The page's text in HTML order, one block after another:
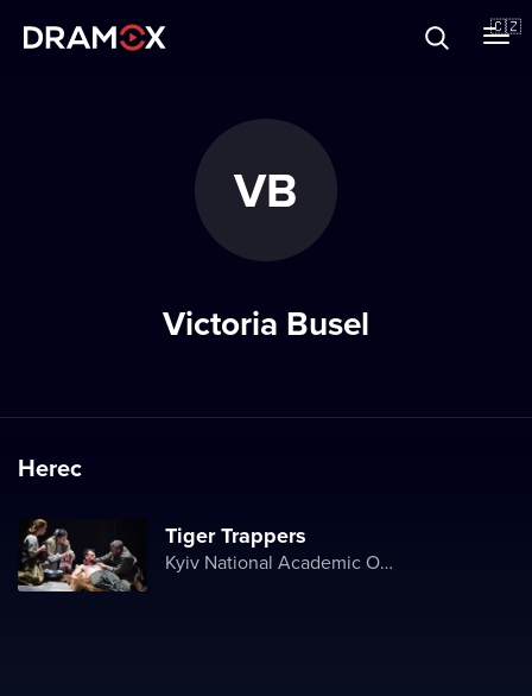
🇨🇿
VB
Victoria Busel
Herec
Tiger Trappers
Kyiv National Academic Operetta Theater